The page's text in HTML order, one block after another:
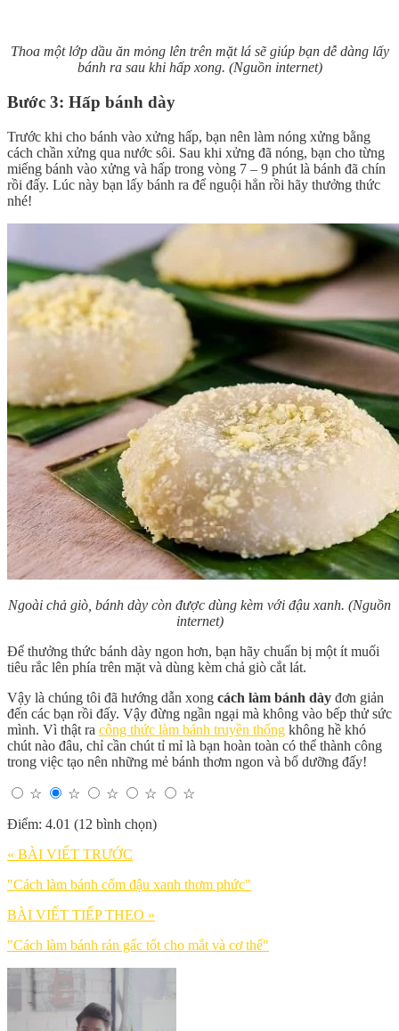
Thoa một lớp dầu ăn mỏng lên trên mặt lá sẽ giúp bạn dễ dàng lấy
bánh ra sau khi hấp xong. (Nguồn internet)
Bước 3: Hấp bánh dày
Trước khi cho bánh vào xửng hấp, bạn nên làm nóng xửng bằng
cách chần xửng qua nước sôi. Sau khi xửng đã nóng, bạn cho từng
miếng bánh vào xửng và hấp trong vòng 7 – 9 phút là bánh đã chín
rồi đấy. Lúc này bạn lấy bánh ra để nguội hẳn rồi hãy thưởng thức
nhé!
Ngoài chả giò, bánh dày còn được dùng kèm với đậu xanh. (Nguồn
internet)
Để thưởng thức bánh dày ngon hơn, bạn hãy chuẩn bị một ít muối
tiêu rắc lên phía trên mặt và dùng kèm chả giò cắt lát.
Vậy là chúng tôi đã hướng dẫn xong cách làm bánh dày đơn giản
đến các bạn rồi đấy. Vậy đừng ngần ngại mà không vào bếp thử sức
mình. Vì thật ra công thức làm bánh truyền thống không hề khó
chút nào đâu, chỉ cần chút tỉ mỉ là bạn hoàn toàn có thể thành công
trong việc tạo nên những mẻ bánh thơm ngon và bổ dưỡng đấy!
☆ ☆ ☆ ☆
☆
Điểm: 4.01 (12 bình chọn)
« BÀI VIẾT TRƯỚC
"Cách làm bánh cốm đậu xanh thơm phức"
BÀI VIẾT TIẾP THEO »
"Cách làm bánh rán gấc tốt cho mắt và cơ thể"